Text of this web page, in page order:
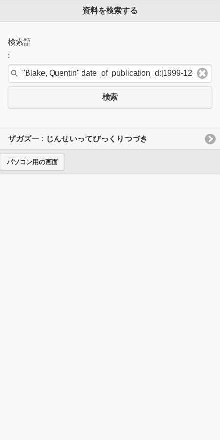
資料を検索する
検索語
:
検索
ザガズー : じんせいってびっくりつづき
パソコン用の画面